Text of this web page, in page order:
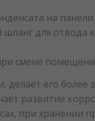
на
для отвода
смене
делает его более
развитие
при хранении